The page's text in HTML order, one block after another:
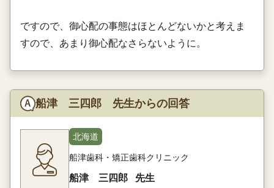
ですので、御心配の事態はほとんどないかと考えま
すので、あまり御心配なさらないように。
船津 三四郎 先生からの回答
北海道
船津歯科・矯正歯科クリニック
船津 三四郎 先生